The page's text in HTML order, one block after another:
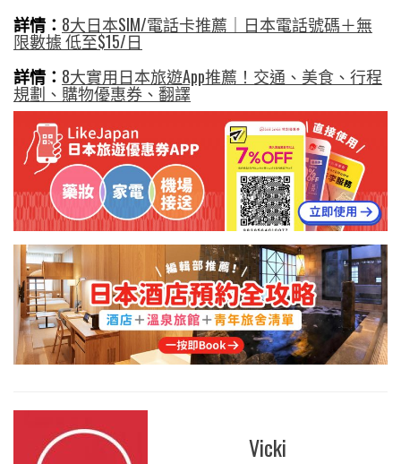
詳情： 8大日本SIM/電話卡推薦｜日本電話號碼＋無
限數據 低至$15/日
詳情： 8大實用日本旅遊App推薦！交通、美食、行程
規劃、購物優惠券、翻譯
Vicki